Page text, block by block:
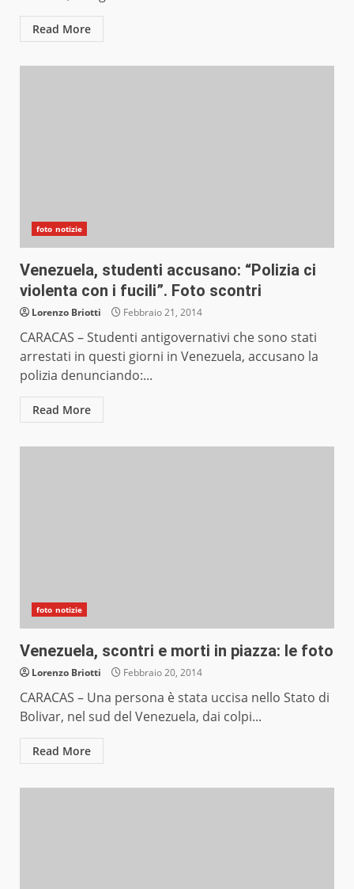
Read More
foto notizie
Venezuela, studenti accusano: “Polizia ci
violenta con i fucili”. Foto scontri
Lorenzo Briotti Febbraio 21, 2014
CARACAS – Studenti antigovernativi che sono stati
arrestati in questi giorni in Venezuela, accusano la
polizia denunciando:...
Read More
foto notizie
Venezuela, scontri e morti in piazza: le foto
Lorenzo Briotti Febbraio 20, 2014
CARACAS – Una persona è stata uccisa nello Stato di
Bolivar, nel sud del Venezuela, dai colpi...
Read More